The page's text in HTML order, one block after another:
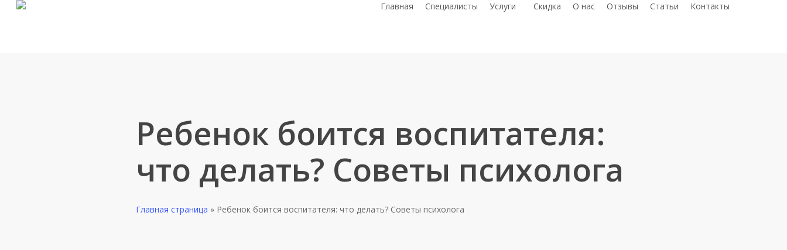
Главная Специалисты Услуги Скидка О нас Отзывы Статьи Контакты
Ребенок боится воспитателя:
что делать? Советы психолога
Главная страница » Ребенок боится воспитателя: что делать? Советы психолога